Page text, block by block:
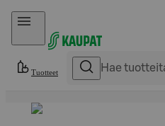
Hyppää sisältöön
Tuotteet